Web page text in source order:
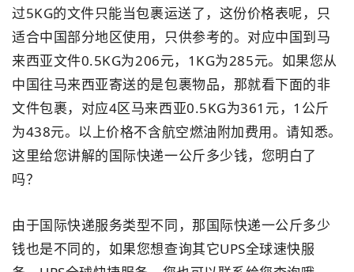
过5KG的文件只能当包裹运送了，这份价格表呢，只
适合中国部分地区使用，只供参考的。对应中国到马
来西亚文件0.5KG为206元，1KG为285元。如果您从
中国往马来西亚寄送的是包裹物品，那就看下面的非
文件包裹，对应4区马来西亚0.5KG为361元，1公斤
为438元。以上价格不含航空燃油附加费用。请知悉。
这里给您讲解的国际快递一公斤多少钱，您明白了
吗？
由于国际快递服务类型不同，那国际快递一公斤多少
钱也是不同的，如果您想查询其它UPS全球速快服